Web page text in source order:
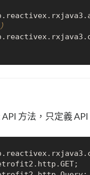
方法，只定義